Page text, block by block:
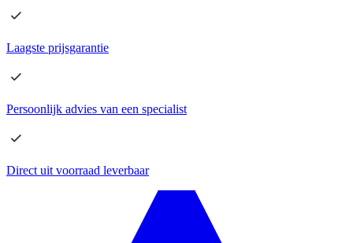
Laagste prijsgarantie
Persoonlijk advies van een specialist
Direct uit voorraad leverbaar